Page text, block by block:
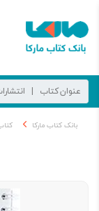
بانک کتاب مارکا